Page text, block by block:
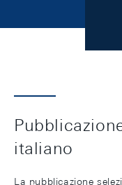
italiano
La pubblicazione